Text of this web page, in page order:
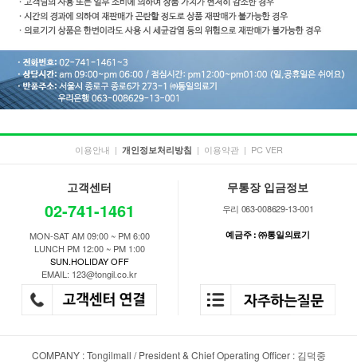
이용안내 | 개인정보처리방침 | 이용약관 | PC VER
고객센터
02-741-1461
MON-SAT AM 09:00 ~ PM 6:00
LUNCH PM 12:00 ~ PM 1:00
SUN.HOLIDAY OFF
EMAIL: 123@tongil.co.kr
무통장 입금정보
우리 063-008629-13-001
예금주 : ㈜통일의료기
COMPANY : Tongilmall / President & Chief Operating Officer : 김덕중